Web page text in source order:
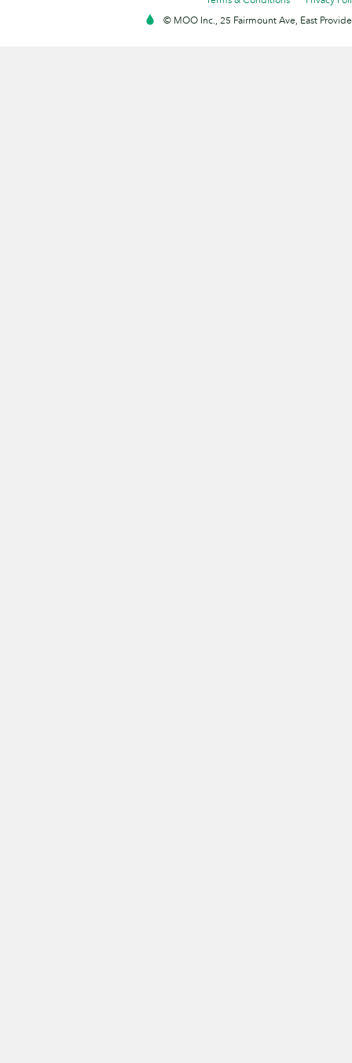
© MOO Inc., 25 Fairmount Ave, East